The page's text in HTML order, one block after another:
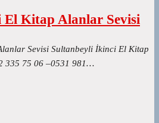
Kitap Alanlar Sevisi
Sevisi Sultanbeyli İkinci El Kitap
335 75 06 –0531 981…